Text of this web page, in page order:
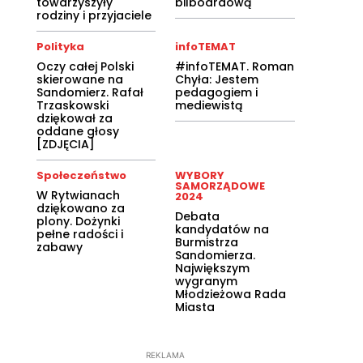
rodziny i przyjaciele
Polityka
Oczy całej Polski
skierowane na
Sandomierz. Rafał
Trzaskowski
dziękował za
oddane głosy
[ZDJĘCIA]
infoTEMAT
#infoTEMAT. Roman
Chyła: Jestem
pedagogiem i
mediewistą
Społeczeństwo
W Rytwianach
dziękowano za
plony. Dożynki
pełne radości i
zabawy
WYBORY
SAMORZĄDOWE
2024
Debata
kandydatów na
Burmistrza
Sandomierza.
Największym
wygranym
Młodzieżowa Rada
Miasta
REKLAMA